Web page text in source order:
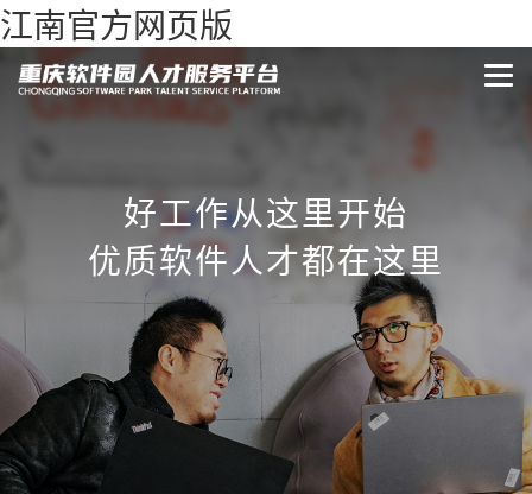
江南官方网页版
好工作从这里开始
优质软件人才都在这里